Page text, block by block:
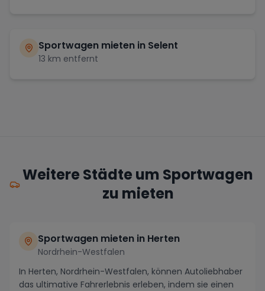
Sportwagen mieten in Selent
13 km entfernt
Weitere Städte um Sportwagen
zu mieten
Sportwagen mieten in Herten
Nordrhein-Westfalen
In Herten, Nordrhein-Westfalen, können Autoliebhaber
das ultimative Fahrerlebnis erleben, indem sie einen